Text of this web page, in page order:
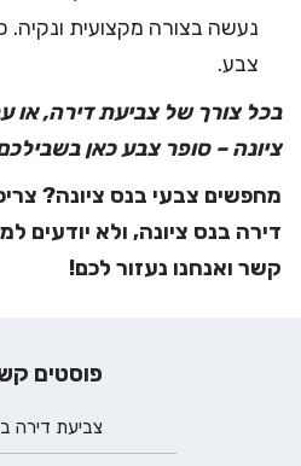
נעשה בצורה מקצועית ונקיה.
צבע.
בכל צורך של צביעת דירה, או
ציונה – סופר צבע כאן
מחפשים צבעי בנס ציונה?
דירה בנס ציונה, ולא יודעים
קשר ואנחנו נעזור לכם!
פוסטים
צביעת דירה